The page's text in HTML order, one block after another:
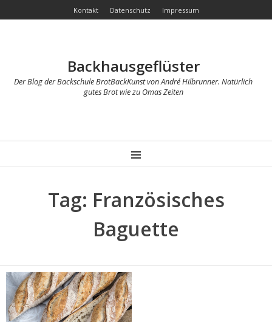
Kontakt Datenschutz Impressum
Backhausgeflüster
Der Blog der Backschule BrotBackKunst von André Hilbrunner. Natürlich
gutes Brot wie zu Omas Zeiten
MENU
Tag: Französisches
Baguette